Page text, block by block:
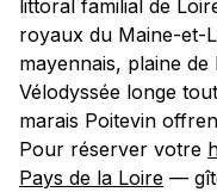
littoral familial de
royaux du Maine-et-
mayennais, plaine
Vélodyssée longe
marais Poitevin
Pour réserver votre
Pays de la Loire —